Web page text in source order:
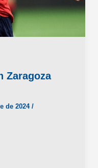
Zaragoza
de 2024 /